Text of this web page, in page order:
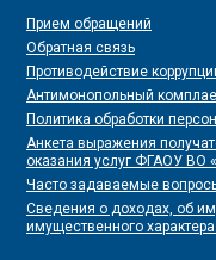
Прием обращений
Обратная связь
Противодействие
Антимонопольный
Политика обработки
Анкета выражения
оказания услуг ФГАОУ ВО
Часто задаваемые
Сведения о доходах, об
имущественного